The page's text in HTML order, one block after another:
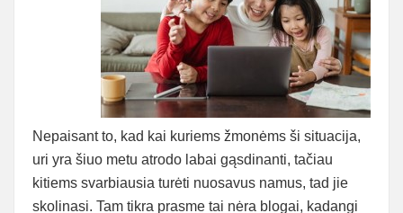
Nepaisant to, kad kai kuriems žmonėms ši situacija,
uri yra šiuo metu atrodo labai gąsdinanti, tačiau
kitiems svarbiausia turėti nuosavus namus, tad jie
skolinasi. Tam tikra prasme tai nėra blogai, kadangi